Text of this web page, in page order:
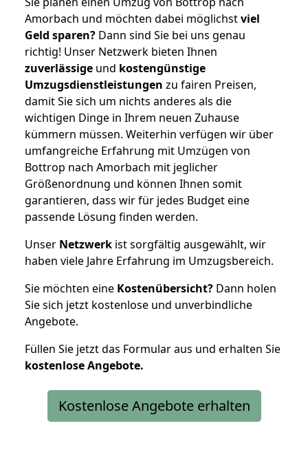
Amorbach und möchten dabei möglichstviel
Geld sparen? Dann sind Sie bei uns genau
richtig! Unser Netzwerk bieten Ihnen
zuverlässige und kostengünstige
Umzugsdienstleistungen zu fairen Preisen,
damit Sie sich um nichts anderes als die
wichtigen Dinge in Ihrem neuen Zuhause
kümmern müssen. Weiterhin verfügen wir über
umfangreiche Erfahrung mit Umzügen von
Bottrop nach Amorbach mit jeglicher
Größenordnung und können Ihnen somit
garantieren, dass wir für jedes Budget eine
passende Lösung finden werden.
Unser Netzwerk ist sorgfältig ausgewählt, wir
haben viele Jahre Erfahrung im Umzugsbereich.
Sie möchten eine Kostenübersicht? Dann holen
Sie sich jetzt kostenlose und unverbindliche
Angebote.
Füllen Sie jetzt das Formular aus und erhalten Sie
kostenloseAngebote.
Kostenlose Angebote erhalten